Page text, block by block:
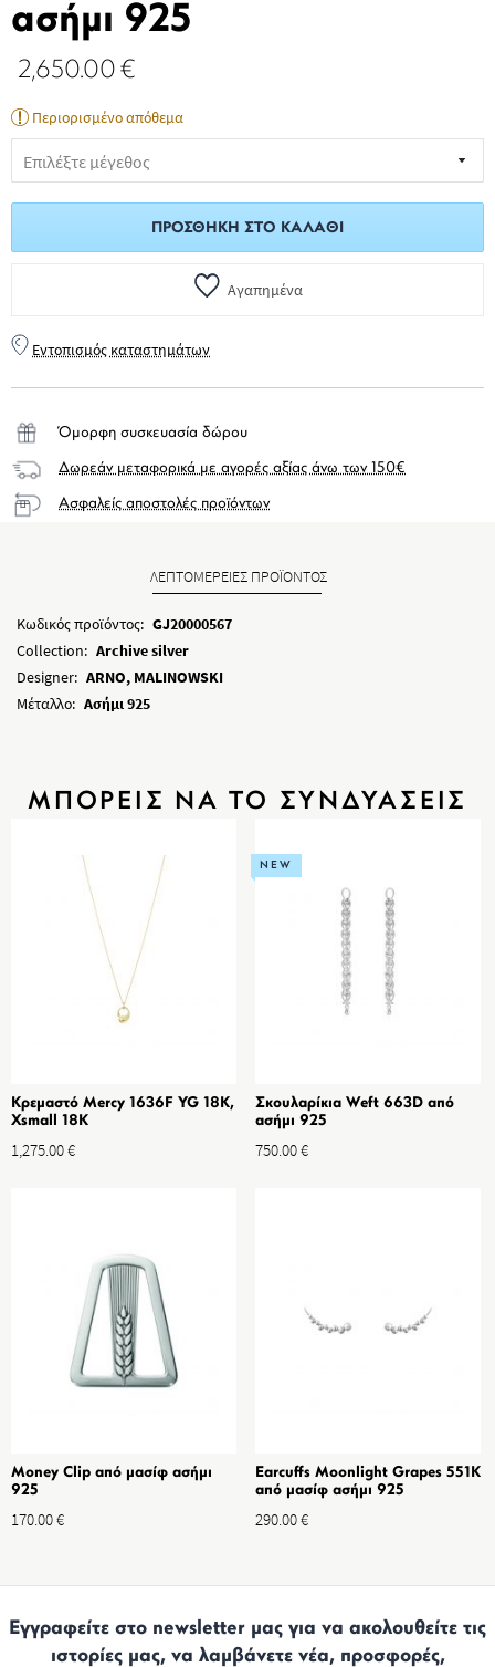
ασήμι 925
2,650.00 €
Περιορισμένο απόθεμα
ΠΡΟΣΘΉΚΗ ΣΤΟ ΚΑΛΆΘΙ
Αγαπημένα
Εντοπισμός καταστημάτων
Όμορφη συσκευασία δώρου
Δωρεάν μεταφορικά με αγορές αξίας άνω των 150€
Ασφαλείς αποστολές προϊόντων
ΛΕΠΤΟΜΕΡΕΙΕΣ ΠΡΟΪΟΝΤΟΣ
Κωδικός προϊόντος: GJ20000567
Collection: Archive silver
Designer: ARNO, MALINOWSKI
Μέταλλο: Ασήμι 925
ΜΠΟΡΕΙΣ ΝΑ ΤΟ ΣΥΝΔΥΑΣΕΙΣ
Κρεμαστό Mercy 1636F YG 18K,
Xsmall 18K
1,275.00€
NEW
Σκουλαρίκια Weft 663D από
ασήμι 925
750.00€
Money Clip από μασίφ ασήμι
925
170.00€
Earcuffs Moonlight Grapes 551K
από μασίφ ασήμι 925
290.00€
Εγγραφείτε στο newsletter μας για να ακολουθείτε τις
ιστορίες μας, να λαμβάνετε νέα, προσφορές,